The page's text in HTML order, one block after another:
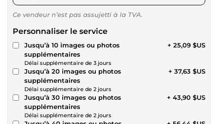
Ce vendeur n’est pas assujetti à la TVA.
Personnaliser le service
Jusqu’à 10 images ou photos
supplémentaires
Délai supplémentaire de 3 jours
+ 25,09 $US
Jusqu’à 20 images ou photos
supplémentaires
Délai supplémentaire de 2 jours
+ 37,63 $US
Jusqu’à 30 images ou photos
supplémentaires
Délai supplémentaire de 2 jours
+ 43,90 $US